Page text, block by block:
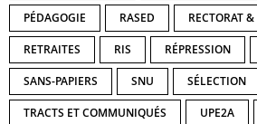
PÉDAGOGIE RASED RECTORAT
RETRAITES RIS RÉPRESSION
SANS-PAPIERS SNU SÉLECTION
TRACTS ET COMMUNIQUÉS UPE2A